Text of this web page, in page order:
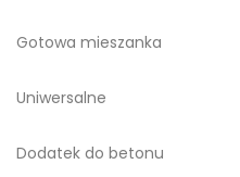
Gotowa mieszanka
Uniwersalne
Dodatek do betonu